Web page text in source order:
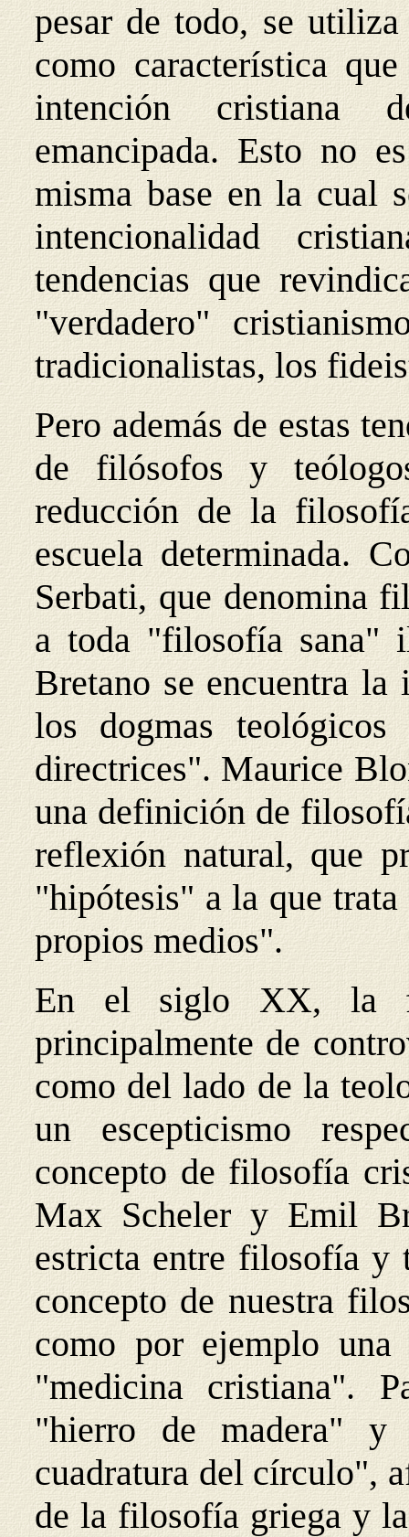
pesar de todo, se
como característica
intención cristiana
emancipada. Esto no
misma base en la cual
intencionalidad
tendencias que
"verdadero"
tradicionalistas, los
Pero además de estas
de filósofos y
reducción de la
escuela determinada.
Serbati, que denomina
a toda "filosofía sana"
Bretano se encuentra
los dogmas
directrices". Maurice
una definición de
reflexión natural, que
"hipótesis" a la que
propios medios".
En el siglo XX, la
principalmente de
como del lado de la
un escepticismo
concepto de filosofía
Max Scheler y Emil
estricta entre filosofía y
concepto de nuestra
como por ejemplo
"medicina cristiana".
"hierro de madera"
cuadratura del círculo",
de la filosofía griega y